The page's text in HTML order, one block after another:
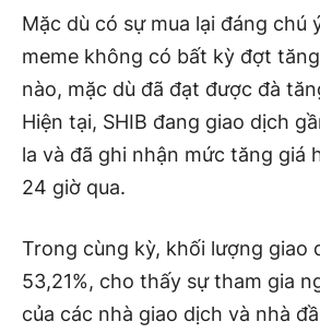
Mặc dù có sự mua lại đáng chú
meme không có bất kỳ đợt
nào, mặc dù đã đạt được đà
Hiện tại, SHIB đang giao dịch
la và đã ghi nhận mức tăng giá
24 giờ qua.
Trong cùng kỳ, khối lượng giao
53,21%, cho thấy sự tham gia
của các nhà giao dịch và nhà